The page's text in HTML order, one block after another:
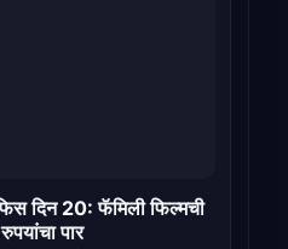
दिन 20: फॅमिली फिल्मची
पार